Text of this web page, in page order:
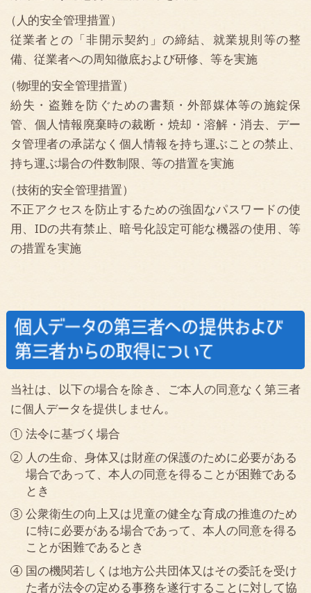
当社は、以下の場合を除き、ご本人の同意なく第三者
法令に基づく場合
人の生命、身体又は財産の保護のために必要がある
場合であって、本人の同意を得ることが困難である
とき
公衆衛生の向上又は児童の健全な育成の推進のため
に特に必要がある場合であって、本人の同意を得る
ことが困難であるとき
国の機関若しくは地方公共団体又はその委託を受け
た者が法令の定める事務を遂行することに対して協
力する必要がある場合であって、本人の同意を得る
ことにより当該事務の遂行に支障を及ぼすおそれが
的の一部が学術研究目的である場合を含み、個人の
権利利益を不当に侵害するおそれがある場合を除
く）
また、個人データを第三者に提供したとき、あるいは
第三者から取得したとき、提供・取得経緯等確認を行
うとともに、提供先・提供者の氏名等、法令で定める
事項を記録し、保管します。
当社は、要配慮個人情報（人種、信条、社会的身分、
病歴、前科・前歴、犯罪被害情報などをいいます）な
らびに労働組合への加盟、門地および本籍地、保健医
といいます）を、個人情報保護法その他の法令、ガイ